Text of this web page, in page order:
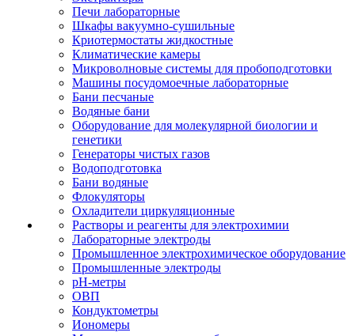
Печи лабораторные
Шкафы вакуумно-сушильные
Криотермостаты жидкостные
Климатические камеры
Микроволновые системы для пробоподготовки
Машины посудомоечные лабораторные
Бани песчаные
Водяные бани
Оборудование для молекулярной биологии и
генетики
Генераторы чистых газов
Водоподготовка
Бани водяные
Флокуляторы
Охладители циркуляционные
Растворы и реагенты для электрохимии
Лабораторные электроды
Промышленное электрохимическое оборудование
Промышленные электроды
pH-метры
ОВП
Кондуктометры
Иономеры